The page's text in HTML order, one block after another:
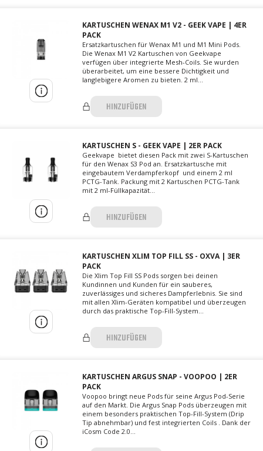
KARTUSCHEN WENAX M1 V2 - GEEK VAPE | 4ER
PACK
Ersatzkartuschen für Wenax M1 und M1 Mini Pods.
Die Wenax M1 V2 Kartuschen von Geekvape
verfügen über integrierte Mesh-Coils. Sie wurden
überarbeitet, um eine bessere Dichtigkeit und
langlebigere Aromen zu bieten. 2 ml...
HINZUFÜGEN
KARTUSCHEN S - GEEK VAPE | 2ER PACK
Geekvape bietet diesen Pack mit zwei S-Kartuschen
für den Wenax S3 Pod an. Ersatzkartusche mit
eingebautem Verdampferkopf und einem 2 ml
PCTG-Tank. Packung mit 2 Kartuschen PCTG-Tank
mit 2 ml-Füllkapazität...
HINZUFÜGEN
KARTUSCHEN XLIM TOP FILL SS - OXVA | 3ER
PACK
Die Xlim Top Fill SS Pods sorgen bei deinen
Kundinnen und Kunden für ein sauberes,
zuverlässiges und sicheres Dampferlebnis. Sie sind
mit allen Xlim-Geräten kompatibel und überzeugen
durch das praktische Top-Fill-System...
HINZUFÜGEN
KARTUSCHEN ARGUS SNAP - VOOPOO | 2ER
PACK
Voopoo bringt neue Pods für seine Argus Pod-Serie
auf den Markt. Die Argus Snap Pods überzeugen mit
einem besonders praktischen Top-Fill-System (Drip
Tip abnehmbar) und fest integrierten Coils . Dank der
iCosm Code 2.0...